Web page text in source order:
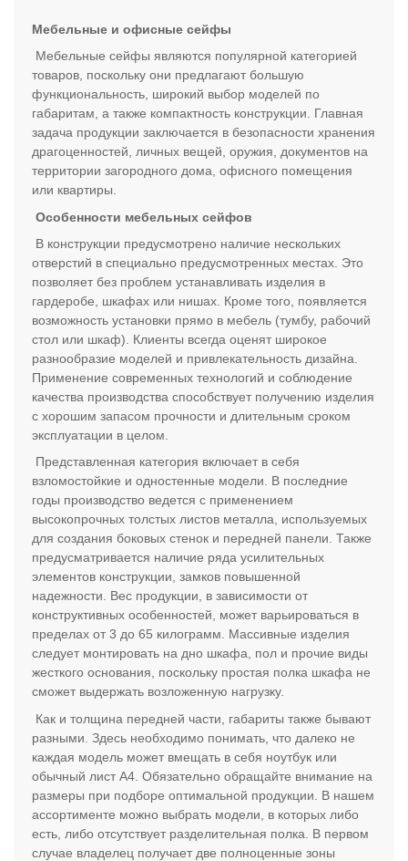
Мебельные и офисные сейфы
Мебельные сейфы являются популярной категорией
товаров, поскольку они предлагают большую
функциональность, широкий выбор моделей по
габаритам, а также компактность конструкции. Главная
задача продукции заключается в безопасности хранения
драгоценностей, личных вещей, оружия, документов на
территории загородного дома, офисного помещения
или квартиры.
Особенности мебельных сейфов
В конструкции предусмотрено наличие нескольких
отверстий в специально предусмотренных местах. Это
позволяет без проблем устанавливать изделия в
гардеробе, шкафах или нишах. Кроме того, появляется
возможность установки прямо в мебель (тумбу, рабочий
стол или шкаф). Клиенты всегда оценят широкое
разнообразие моделей и привлекательность дизайна.
Применение современных технологий и соблюдение
качества производства способствует получению изделия
с хорошим запасом прочности и длительным сроком
эксплуатации в целом.
Представленная категория включает в себя
взломостойкие и одностенные модели. В последние
годы производство ведется с применением
высокопрочных толстых листов металла, используемых
для создания боковых стенок и передней панели. Также
предусматривается наличие ряда усилительных
элементов конструкции, замков повышенной
надежности. Вес продукции, в зависимости от
конструктивных особенностей, может варьироваться в
пределах от 3 до 65 килограмм. Массивные изделия
следует монтировать на дно шкафа, пол и прочие виды
жесткого основания, поскольку простая полка шкафа не
сможет выдержать возложенную нагрузку.
Как и толщина передней части, габариты также бывают
разными. Здесь необходимо понимать, что далеко не
каждая модель может вмещать в себя ноутбук или
обычный лист А4. Обязательно обращайте внимание на
размеры при подборе оптимальной продукции. В нашем
ассортименте можно выбрать модели, в которых либо
есть, либо отсутствует разделительная полка. В первом
случае владелец получает две полноценные зоны